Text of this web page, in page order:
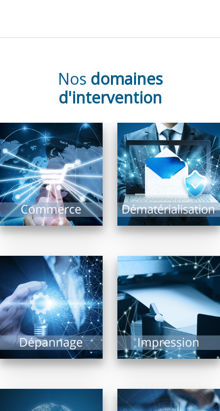
Nos domaines
d'intervention
Un équipement
fonctionnel est la
garantie d’un
commerce optimisé : Il
comprend l’ensemble
des systèmes
d’encaissement,...
EN SAVOIR PLUS
La dématérialisation de
documents présente de
nombreux avantages
et intérêts : Recherche
documentaire rapide,
archivage, limitation...
EN SAVOIR PLUS
Malgré les évolutions
technologiques, le
risque de panne ne
peut être exclu. Il est
alors précieux...
EN SAVOIR PLUS
Impression de
documents, photos,
plans grands formats,
l’imprimante est
indissociable d’un
système informatique.
De nombreuses
technologies...
EN SAVOIR PLUS
Navigateurs, moteurs